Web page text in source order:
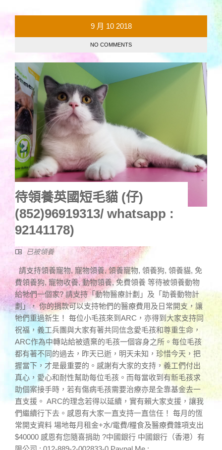
9 月 10 2018
NO COMMENTS
待領養英國短毛貓 (仔)
(852)96919313/ whatsapp :
92141178)
已被領養
請支持領養寵物, 寵物領養, 領養寵物, 領養狗, 領養貓, 免
費領養狗, 寵物收養, 動物領養, 免費領養 等待被領養動物
給牠們一個家? 請支持「動物醫療計劃」及「助養動物計
劃」， 你的捐款可以支持牠們的醫療費用及日常開支，讓
牠們重過新生！ 每位小毛孩來到ARC，亦得到大家支持同
祝福，義工兵團與大家有著共同信念愛毛孩和尊重生命，
ARC作為中轉站給被遺棄的毛孩一個容身之所。每位毛孩
都有著不同的過去，昨天已逝，明天未知，珍惜今天，把
握當下，才是最重要的。感謝有大家的支持，義工們付出
真心，愛心和耐性幫助每位毛孩。而每當收到有新毛孩求
助個案接手時，若有傷病毛孩需要治療亦是全靠基金去一
直支援。 ARC的理念若得以延續，實有賴大家支援，讓我
們繼續行下去。感恩有大家一直支持一直信任！ 每月的恆
常開支資料 場地每月租金+水/電費/糧食及醫療費雜項支出
$40000 感恩有您隨喜捐助 ?中國銀行 中國銀行（香港）有